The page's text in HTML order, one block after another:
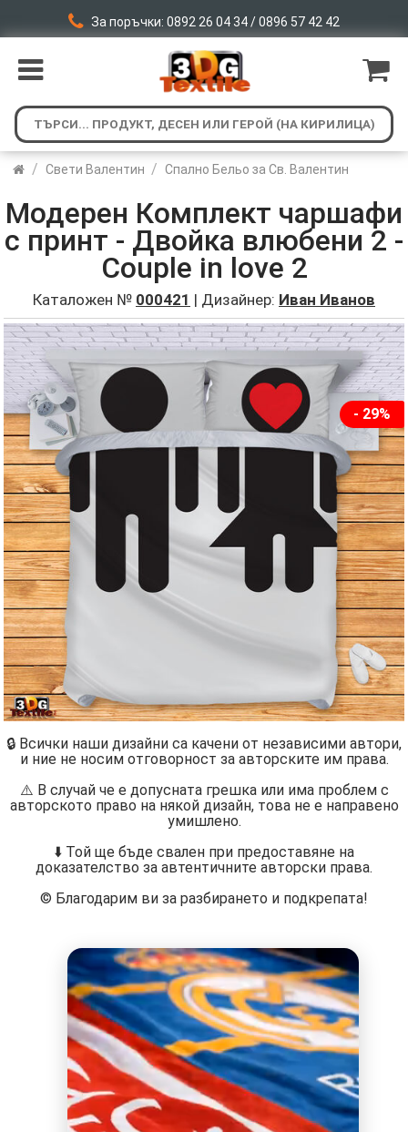
За поръчки: 0892 26 04 34 / 0896 57 42 42
/ Свети Валентин / Спално Бельо за Св. Валентин
Модерен Комплект чаршафи
с принт - Двойка влюбени 2 -
Couple in love 2
Каталожен № 000421 | Дизайнер: Иван Иванов
- 29%
🔒 Всички наши дизайни са качени от независими автори,
и ние не носим отговорност за авторските им права.
⚠️ В случай че е допусната грешка или има проблем с
авторското право на някой дизайн, това не е направено
умишлено.
⬇️ Той ще бъде свален при предоставяне на
доказателство за автентичните авторски права.
©️ Благодарим ви за разбирането и подкрепата!